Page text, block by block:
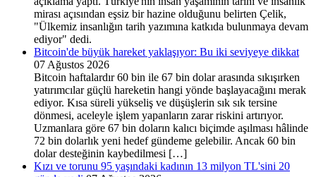
mirası açısından eşsiz bir hazine olduğunu belirten Çelik,
"Ülkemiz insanlığın tarih yazımına katkıda bulunmaya devam
ediyor" dedi.
Bitcoin'de büyük hareket yaklaşıyor: Bu iki seviyeye dikkat
07 Ağustos 2026
Bitcoin haftalardır 60 bin ile 67 bin dolar arasında sıkışırken
yatırımcılar güçlü hareketin hangi yönde başlayacağını merak
ediyor. Kısa süreli yükseliş ve düşüşlerin sık sık tersine
dönmesi, aceleyle işlem yapanların zarar riskini artırıyor.
Uzmanlara göre 67 bin doların kalıcı biçimde aşılması hâlinde
72 bin dolarlık yeni hedef gündeme gelebilir. Ancak 60 bin
dolar desteğinin kaybedilmesi […]
Kızı ve torunu 95 yaşındaki kadının 13 milyon TL'sini 20